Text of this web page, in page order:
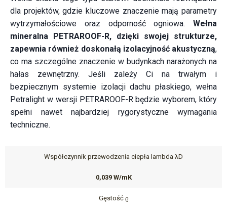
dla projektów, gdzie kluczowe znaczenie mają parametry
wytrzymałościowe oraz odporność ogniowa. Wełna
mineralna PETRAROOF-R, dzięki swojej strukturze,
zapewnia również doskonałą izolacyjność akustyczną,
co ma szczególne znaczenie w budynkach narażonych na
hałas zewnętrzny. Jeśli zależy Ci na trwałym i
bezpiecznym systemie izolacji dachu płaskiego, wełna
Petralight w wersji PETRAROOF-R będzie wyborem, który
spełni nawet najbardziej rygorystyczne wymagania
techniczne.
Współczynnik przewodzenia ciepła lambda λD
0,039 W/mK
Gęstość ϱ